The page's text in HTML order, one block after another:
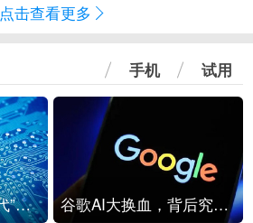
点击查看更多
手机 试用
美国也要搞“国产替代”？先算清三笔账 谷歌AI大换血，背后究竟发生了什么？